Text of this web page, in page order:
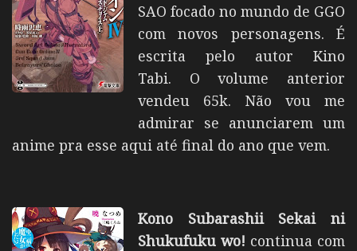
SAO focado no mundo de GGO
com novos personagens. É
escrita pelo autor Kino
Tabi. O volume anterior
vendeu 65k. Não vou me
admirar se anunciarem um
anime pra esse aqui até final do ano que vem.
Kono Subarashii Sekai ni
Shukufuku wo! continua com